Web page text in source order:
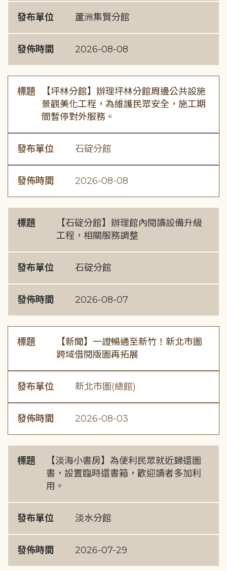
發布單位 蘆洲集賢分館
發佈時間 2026-08-08
標題
【坪林分館】辦理坪林分館周邊公共設施
景觀美化工程，為維護民眾安全，施工期
間暫停對外服務。
發布單位 石碇分館
發佈時間 2026-08-08
標題
【石碇分館】辦理館內閱讀設備升級
工程，相關服務調整
發布單位 石碇分館
發佈時間 2026-08-07
標題
【新聞】一證暢通至新竹！新北市圖
跨域借閱版圖再拓展
發布單位 新北市圖(總館)
發佈時間 2026-08-03
標題
【淡海小書房】為便利民眾就近歸還圖
書，設置臨時還書箱，歡迎讀者多加利
用。
發布單位 淡水分館
發佈時間 2026-07-29